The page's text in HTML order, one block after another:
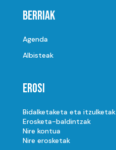
Berriak
Agenda
Albisteak
Erosi
Bidalketaketa eta itzulketak
Erosketa-baldintzak
Nire kontua
Nire erosketak